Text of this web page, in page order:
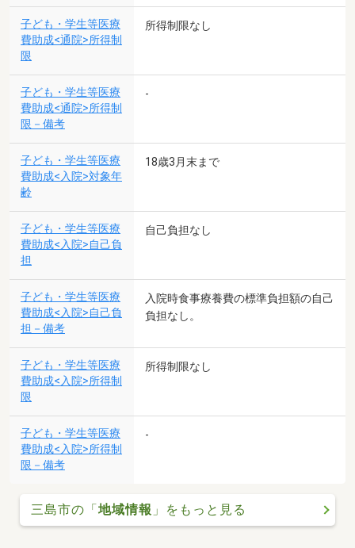
子ども・学生等医療
費助成<通院>所得制
限
所得制限なし
子ども・学生等医療
費助成<通院>所得制
限－備考
-
子ども・学生等医療
費助成<入院>対象年
齢
18歳3月末まで
子ども・学生等医療
費助成<入院>自己負
担
自己負担なし
子ども・学生等医療
費助成<入院>自己負
担－備考
入院時食事療養費の標準負担額の自己
負担なし。
子ども・学生等医療
費助成<入院>所得制
限
所得制限なし
子ども・学生等医療
費助成<入院>所得制
限－備考
-
三島市の「 地域情報 」をもっと見る